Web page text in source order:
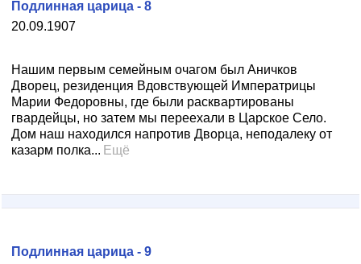
20.09.1907
Подлинная царица - 8
Нашим первым семейным очагом был Аничков
Дворец, резиденция Вдовствующей Императрицы
Марии Федоровны, где были расквартированы
гвардейцы, но затем мы переехали в Царское Село.
Дом наш находился напротив Дворца, неподалеку от
казарм полка... Ещё
Подлинная царица - 9